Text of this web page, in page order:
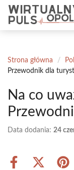
Przejdź
treści
Strona główna /
Przewodnik dla
Na co
Data dodania: 24
Share
Share